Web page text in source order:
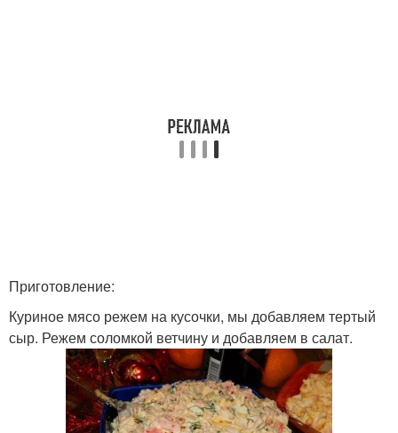
Приготовление:
Куриное мясо режем на кусочки, мы добавляем тертый
сыр. Режем соломкой ветчину и добавляем в салат.